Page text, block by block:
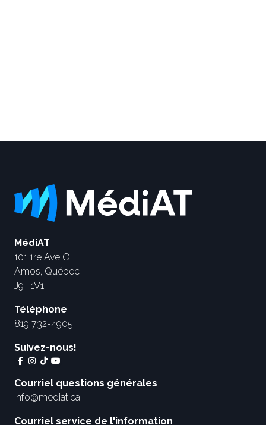
MédiAT
101 1re Ave O
Amos, Québec
J9T 1V1
Téléphone
819 732-4905
Suivez-nous!
Courriel questions générales
info@mediat.ca
Courriel service de l'information